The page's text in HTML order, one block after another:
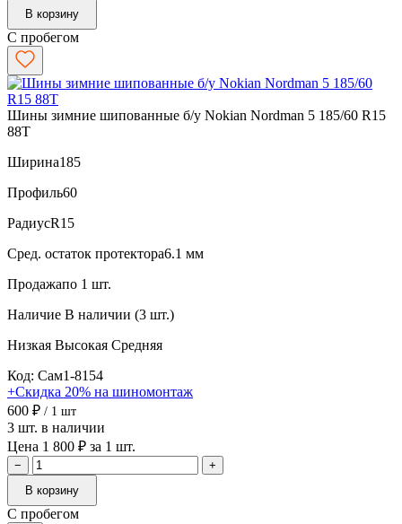
В корзину
С пробегом
Шины зимние шипованные б/у Nokian Nordman 5 185/60 R15
88T
Ширина185
Профиль60
РадиусR15
Сред. остаток протектора6.1 мм
Продажапо 1 шт.
Наличие В наличии (3 шт.)
Низкая Высокая Средняя
Код: Сам1-8154
+Скидка 20% на шиномонтаж
600 ₽ / 1 шт
3 шт. в наличии
Цена 1 800 ₽ за 1 шт.
−
+
В корзину
С пробегом